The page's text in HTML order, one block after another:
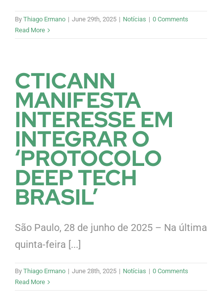
By Thiago Ermano | June 29th, 2025 | Notícias | 0 Comments
Read More
CTICANN
MANIFESTA
INTERESSE EM
INTEGRAR O
‘PROTOCOLO
DEEP TECH
BRASIL’
São Paulo, 28 de junho de 2025 – Na última
quinta-feira [...]
By Thiago Ermano | June 28th, 2025 | Notícias | 0 Comments
Read More